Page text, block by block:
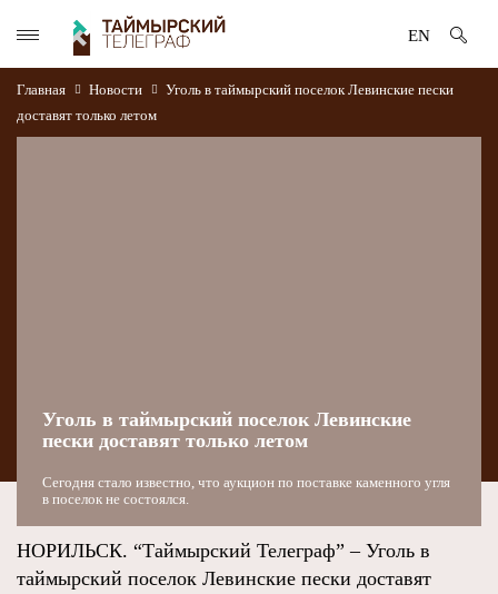
EN
Главная Новости
Уголь в таймырский поселок Левинские пески
доставят только летом
Уголь в таймырский поселок Левинские
пески доставят только летом
Сегодня стало известно, что аукцион по поставке каменного угля
в поселок не состоялся.
НОРИЛЬСК. “Таймырский Телеграф” – Уголь в
таймырский поселок Левинские пески доставят